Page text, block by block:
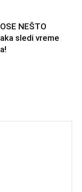
NEŠTO
sledi vreme